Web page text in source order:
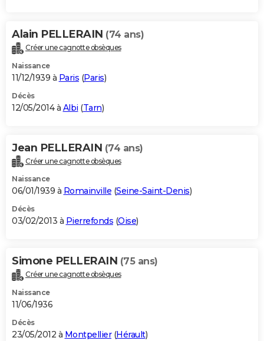
Alain PELLERAIN (74 ans)
Créer une cagnotte obsèques
Naissance
11/12/1939 à Paris (Paris)
Décès
12/05/2014 à Albi (Tarn)
Jean PELLERAIN (74 ans)
Créer une cagnotte obsèques
Naissance
06/01/1939 à Romainville (Seine-Saint-Denis)
Décès
03/02/2013 à Pierrefonds (Oise)
Simone PELLERAIN (75 ans)
Créer une cagnotte obsèques
Naissance
11/06/1936
Décès
23/05/2012 à Montpellier(Hérault)